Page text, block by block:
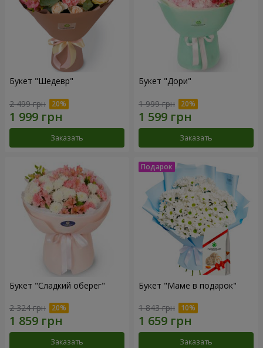
Букет "Шедевр"
2 499 грн
Заказать
Букет "Дори"
1 999 грн
Заказать
Букет "Сладкий оберег"
2 324 грн
Заказать
Букет "Маме в подарок"
1 843 грн
Заказать